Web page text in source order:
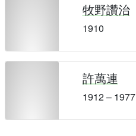
牧野讚治
1910
許萬連
1912 – 1977